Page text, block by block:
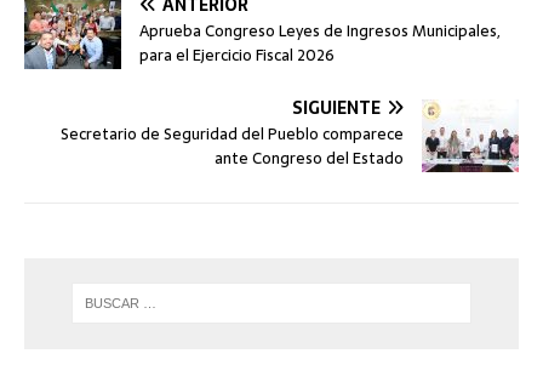
Aprueba Congreso Leyes de Ingresos Municipales,
para el Ejercicio Fiscal 2026
SIGUIENTE
Secretario de Seguridad del Pueblo comparece
ante Congreso del Estado